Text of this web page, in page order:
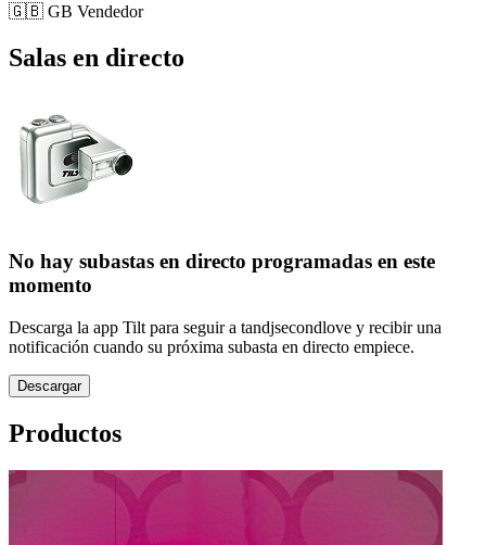
🇬🇧 GB Vendedor
Salas en directo
No hay subastas en directo programadas en este
momento
Descarga la app Tilt para seguir a tandjsecondlove y recibir una
notificación cuando su próxima subasta en directo empiece.
Descargar
Productos